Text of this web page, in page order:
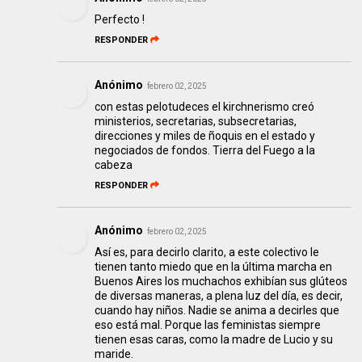
Perfecto !
RESPONDER
Anónimo febrero 02, 2025
con estas pelotudeces el kirchnerismo creó
ministerios, secretarias, subsecretarias,
direcciones y miles de ñoquis en el estado y
negociados de fondos. Tierra del Fuego a la
cabeza
RESPONDER
Anónimo febrero 02, 2025
Así es, para decirlo clarito, a este colectivo le
tienen tanto miedo que en la última marcha en
Buenos Aires los muchachos exhibían sus glúteos
de diversas maneras, a plena luz del día, es decir,
cuando hay niños. Nadie se anima a decirles que
eso está mal. Porque las feministas siempre
tienen esas caras, como la madre de Lucio y su
maride.